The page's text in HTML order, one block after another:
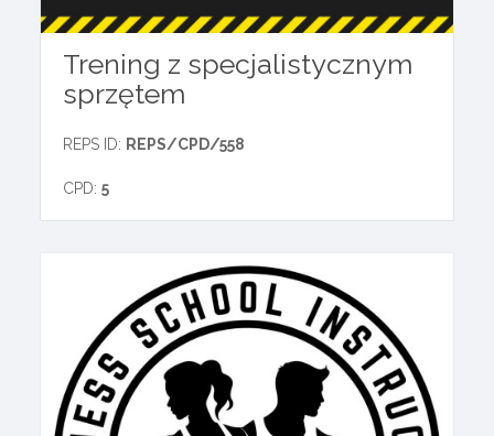
Trening z specjalistycznym
sprzętem
REPS ID: REPS/CPD/558
CPD:5